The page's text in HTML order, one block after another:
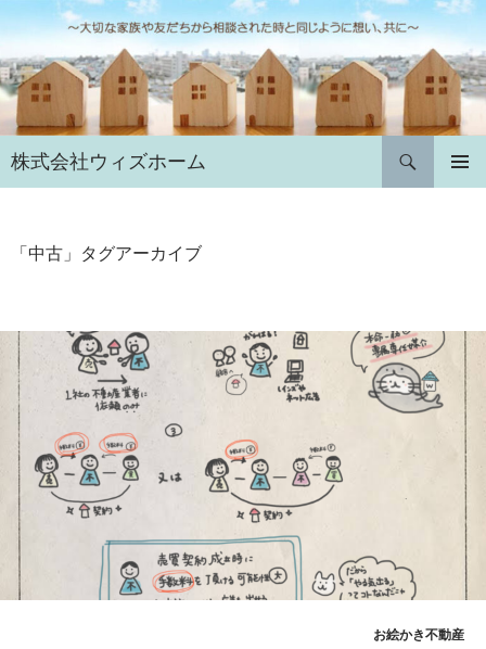
ン
テ
ン
ツ
へ
ス
キ
株式会社ウィズホーム
検
索
「中古」タグアーカイブ
お絵かき不動産